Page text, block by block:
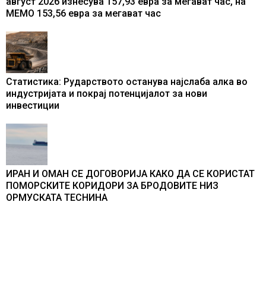
МЕМО 153,56 евра за мегават час
Статистика: Рударството останува најслаба алка во
индустријата и покрај потенцијалот за нови
инвестиции
ИРАН И ОМАН СЕ ДОГОВОРИЈА КАКО ДА СЕ КОРИСТАТ
ПОМОРСКИТЕ КОРИДОРИ ЗА БРОДОВИТЕ НИЗ
ОРМУСКАТА ТЕСНИНА